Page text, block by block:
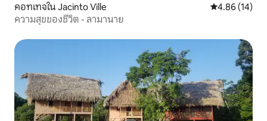
คอทเทจใน Jacinto Ville คะแนนเฉลี่ย
4.86 (14)
ความสุขของชีวิต - ลามานาย